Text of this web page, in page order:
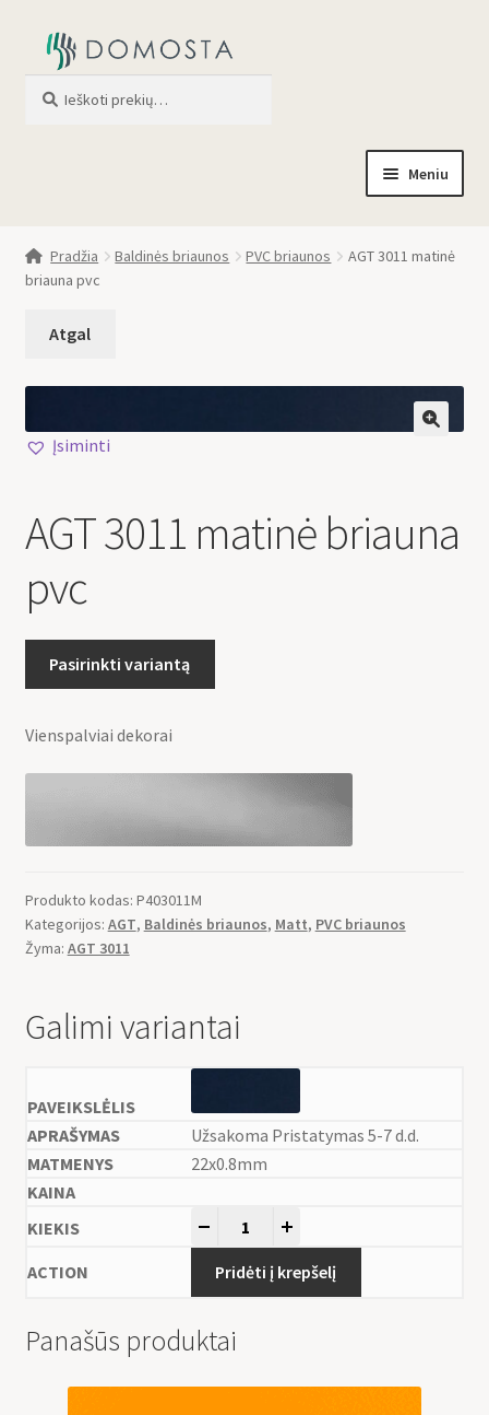
Meniu
Parduotuvė
Apie mus
Pradžia Baldinės briaunos PVC briaunos
AGT 3011 matinė
briauna pvc
Įsiminti
AGT 3011 matinė briauna
pvc
Pasirinkti variantą
Vienspalviai dekorai
Produkto kodas: P403011M
Kategorijos: AGT, Baldinės briaunos, Matt, PVC briaunos
Žyma: AGT 3011
Galimi variantai
Užsakoma Pristatymas 5-7 d.d.
22x0.8mm
Pridėti į krepšelį
Panašūs produktai